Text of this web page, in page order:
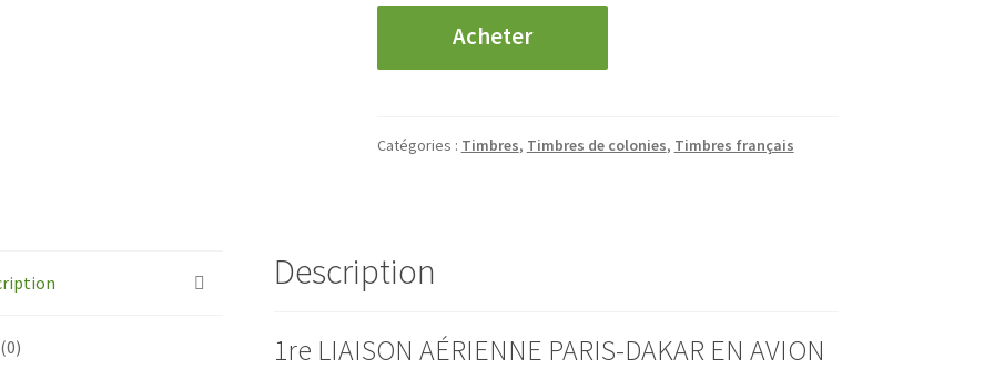
Lettre
Première
DAKAR
Acheter
Catégories : Timbres, Timbres de colonies, Timbres français
Description
1re LIAISON AÉRIENNE PARIS-DAKAR EN AVION